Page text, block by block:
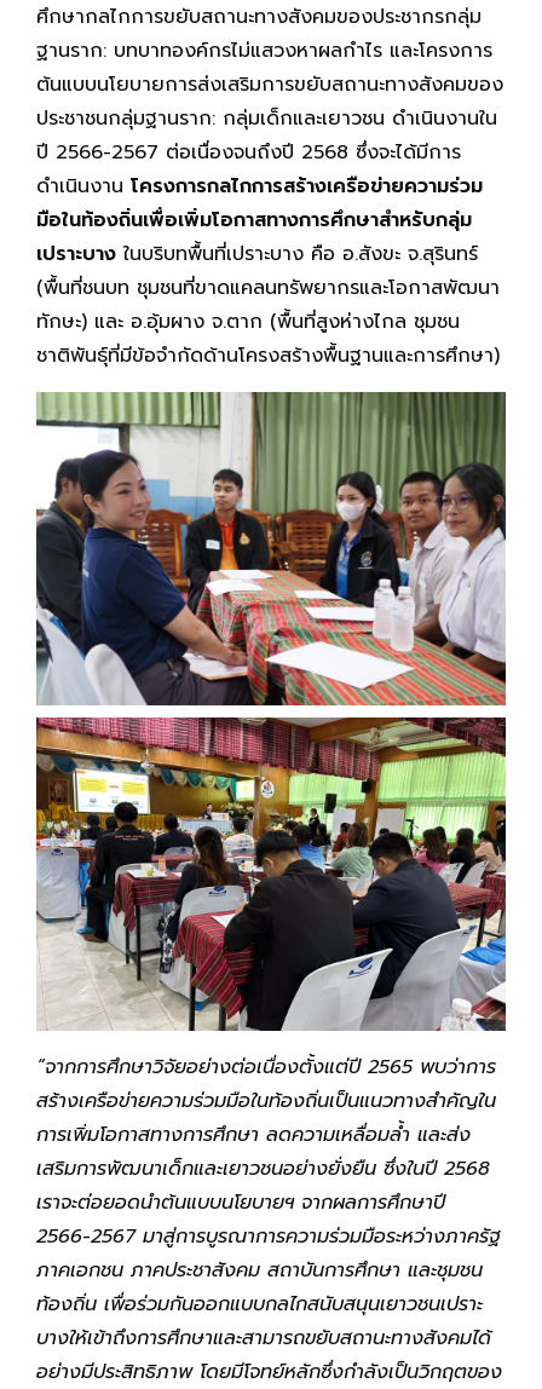
ศึกษากลไกการขยับสถานะทางสังคมของประชากรกลุ่ม
ฐานราก: บทบาทองค์กรไม่แสวงหาผลกำไร และโครงการ
ต้นแบบนโยบายการส่งเสริมการขยับสถานะทางสังคมของ
ประชาชนกลุ่มฐานราก: กลุ่มเด็กและเยาวชน ดำเนินงานใน
ปี 2566-2567 ต่อเนื่องจนถึงปี 2568 ซึ่งจะได้มีการ
ดำเนินงาน โครงการกลไกการสร้างเครือข่ายความร่วม
มือในท้องถิ่นเพื่อเพิ่มโอกาสทางการศึกษาสำหรับกลุ่ม
เปราะบาง ในบริบทพื้นที่เปราะบาง คือ อ.สังขะ จ.สุรินทร์
(พื้นที่ชนบท ชุมชนที่ขาดแคลนทรัพยากรและโอกาสพัฒนา
ทักษะ) และ อ.อุ้มผาง จ.ตาก (พื้นที่สูงห่างไกล ชุมชน
ชาติพันธุ์ที่มีข้อจำกัดด้านโครงสร้างพื้นฐานและการศึกษา)
“จากการศึกษาวิจัยอย่างต่อเนื่องตั้งแต่ปี 2565 พบว่าการ
สร้างเครือข่ายความร่วมมือในท้องถิ่นเป็นแนวทางสำคัญใน
การเพิ่มโอกาสทางการศึกษา ลดความเหลื่อมล้ำ และส่ง
เสริมการพัฒนาเด็กและเยาวชนอย่างยั่งยืน ซึ่งในปี 2568
เราจะต่อยอดนำต้นแบบนโยบายฯ จากผลการศึกษาปี
2566-2567 มาสู่การบูรณาการความร่วมมือระหว่างภาครัฐ
ภาคเอกชน ภาคประชาสังคม สถาบันการศึกษา และชุมชน
ท้องถิ่น เพื่อร่วมกันออกแบบกลไกสนับสนุนเยาวชนเปราะ
บางให้เข้าถึงการศึกษาและสามารถขยับสถานะทางสังคมได้
อย่างมีประสิทธิภาพ โดยมีโจทย์หลักซึ่งกำลังเป็นวิกฤตของ